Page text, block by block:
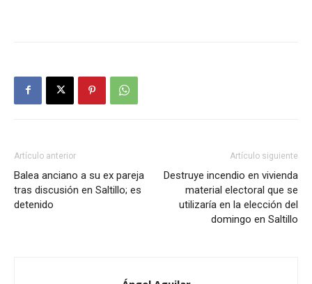
Artículo anterior
Balea anciano a su ex pareja
tras discusión en Saltillo; es
detenido
Artículo siguiente
Destruye incendio en vivienda
material electoral que se
utilizaría en la elección del
domingo en Saltillo